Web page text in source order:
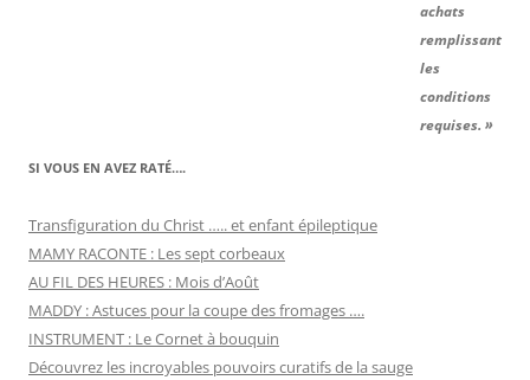
achats
remplissant
les
conditions
requises. »
SI VOUS EN AVEZ RATÉ….
Transfiguration du Christ ….. et enfant épileptique
MAMY RACONTE : Les sept corbeaux
AU FIL DES HEURES : Mois d’Août
MADDY : Astuces pour la coupe des fromages ….
INSTRUMENT : Le Cornet à bouquin
Découvrez les incroyables pouvoirs curatifs de la sauge